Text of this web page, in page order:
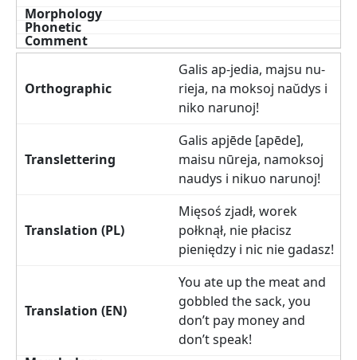
Galis ap-jedia, majsu nu-
rieja, na moksoj naŭdys i
niko narunoj!
Galis apjēde [apēde],
maisu nūreja, namoksoj
naudys i nikuo narunoj!
Mięsoś zjadł, worek
połknął, nie płacisz
pieniędzy i nic nie gadasz!
You ate up the meat and
gobbled the sack, you
don’t pay money and
don’t speak!